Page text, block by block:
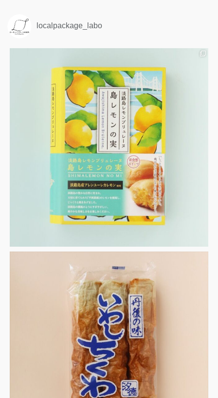
localpackage_labo